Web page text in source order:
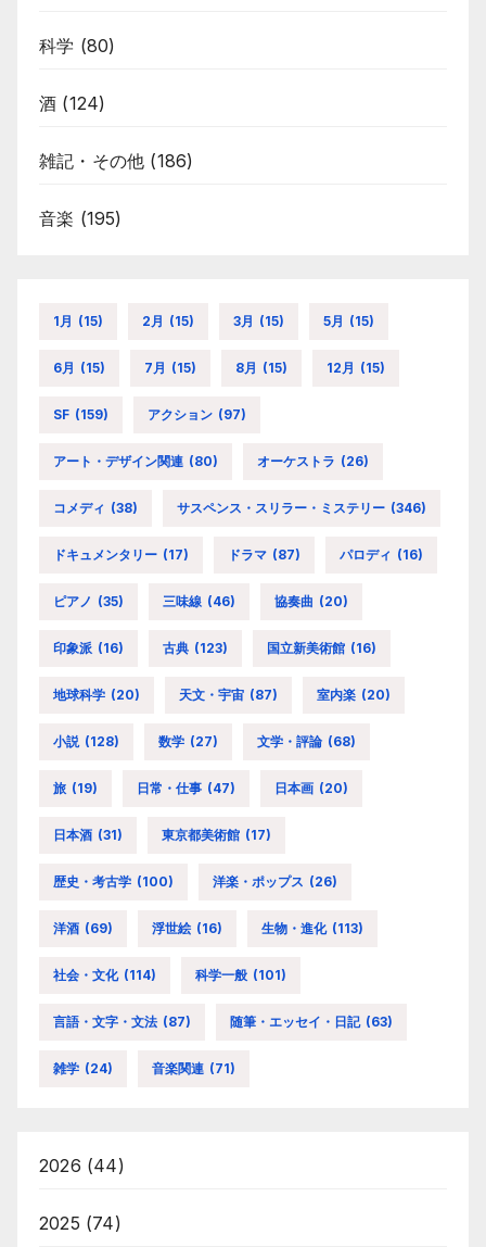
科学 (80)
酒 (124)
雑記・その他 (186)
音楽 (195)
1月 (15) 2月 (15) 3月 (15) 5月 (15)
6月 (15) 7月 (15) 8月 (15) 12月 (15)
SF (159) アクション (97)
アート・デザイン関連 (80) オーケストラ (26)
コメディ (38) サスペンス・スリラー・ミステリー (346)
ドキュメンタリー (17) ドラマ (87) パロディ (16)
ピアノ (35) 三味線 (46) 協奏曲 (20)
印象派 (16) 古典 (123) 国立新美術館 (16)
地球科学 (20) 天文・宇宙 (87) 室内楽 (20)
小説 (128) 数学 (27) 文学・評論 (68)
旅 (19) 日常・仕事 (47) 日本画 (20)
日本酒 (31) 東京都美術館 (17)
歴史・考古学 (100) 洋楽・ポップス (26)
洋酒 (69) 浮世絵 (16) 生物・進化 (113)
社会・文化 (114) 科学一般 (101)
言語・文字・文法 (87) 随筆・エッセイ・日記 (63)
雑学 (24) 音楽関連 (71)
2026 (44)
2025 (74)